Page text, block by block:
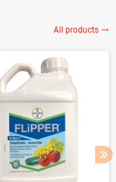
All products trending_flat